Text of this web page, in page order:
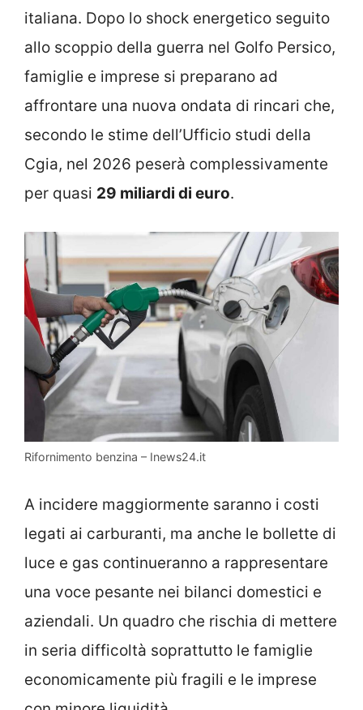
italiana. Dopo lo shock energetico seguito
allo scoppio della guerra nel Golfo Persico,
famiglie e imprese si preparano ad
affrontare una nuova ondata di rincari che,
secondo le stime dell’Ufficio studi della
Cgia, nel 2026 peserà complessivamente
per quasi 29 miliardi di euro.
Rifornimento benzina – Inews24.it
A incidere maggiormente saranno i costi
legati ai carburanti, ma anche le bollette di
luce e gas continueranno a rappresentare
una voce pesante nei bilanci domestici e
aziendali. Un quadro che rischia di mettere
in seria difficoltà soprattutto le famiglie
economicamente più fragili e le imprese